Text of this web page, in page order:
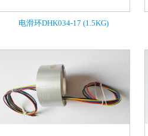
电滑环DHK034-17 (1.5KG)